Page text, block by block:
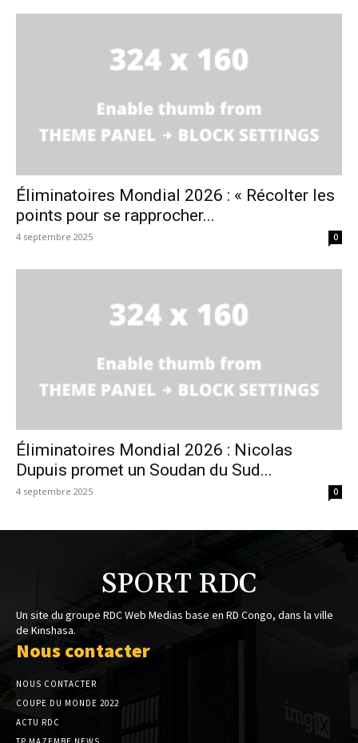
Éliminatoires Mondial 2026 : « Récolter les
points pour se rapprocher...
4 septembre 2025 0
Éliminatoires Mondial 2026 : Nicolas
Dupuis promet un Soudan du Sud...
4 septembre 2025 0
SPORT RDC
Un site du groupe RDC Web Medias base en RD Congo, dans la ville
de Kinshasa.
Nous contacter
NOUS CONTACTER
COUPE DU MONDE 2022
ACTU RDC